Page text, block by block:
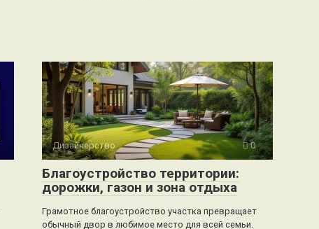
Дизайнерство 0
Благоустройство территории:
дорожки, газон и зона отдыха
Грамотное благоустройство участка превращает
обычный двор в любимое место для всей семьи.